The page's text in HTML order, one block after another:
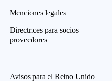
Menciones legales
Directrices para socios
proveedores
Avisos para el Reino Unido